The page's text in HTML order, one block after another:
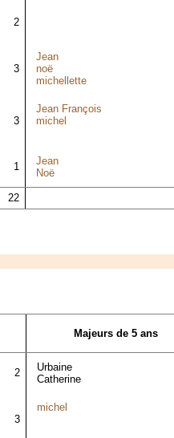
2
3
Jean
noë
michellette
3
Jean François
michel
1
Jean
Noë
22
Majeurs de 5 ans
2
Urbaine
Catherine
3
michel